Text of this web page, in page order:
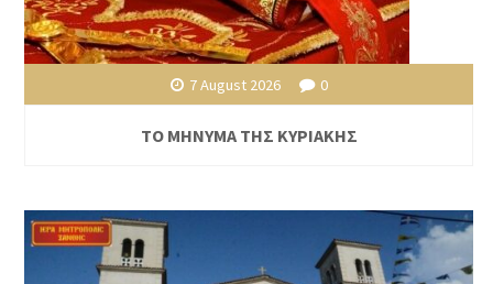
7 August 2026 0
ΤΟ ΜΗΝΥΜΑ ΤΗΣ ΚΥΡΙΑΚΗΣ